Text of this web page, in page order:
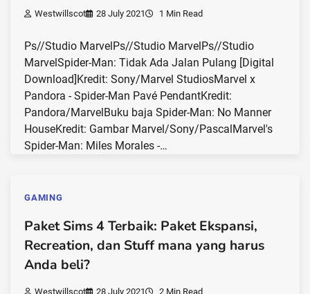
Westwillscot 28 July 2021 1 Min Read
Ps//Studio MarvelPs//Studio MarvelPs//Studio
MarvelSpider-Man: Tidak Ada Jalan Pulang [Digital
Download]Kredit: Sony/Marvel StudiosMarvel x
Pandora - Spider-Man Pavé PendantKredit:
Pandora/MarvelBuku baja Spider-Man: No Manner
HouseKredit: Gambar Marvel/Sony/PascalMarvel's
Spider-Man: Miles Morales -…
GAMING
Paket Sims 4 Terbaik: Paket Ekspansi,
Recreation, dan Stuff mana yang harus
Anda beli?
Westwillscot 28 July 2021 2 Min Read